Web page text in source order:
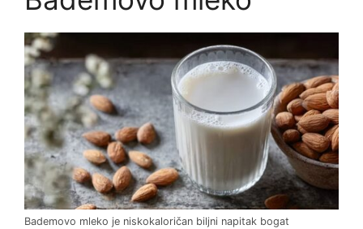
Bademovo mleko je niskokaloričan biljni napitak bogat